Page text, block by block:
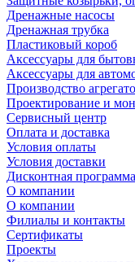
Дренажные насосы
Дренажная трубка
Пластиковый короб
Аксессуары для
Аксессуары для
Производство
Проектирование и
Сервисный центр
Оплата и доставка
Условия оплаты
Условия доставки
Дисконтная программа
О компании
О компании
Филиалы и контакты
Сертификаты
Проекты